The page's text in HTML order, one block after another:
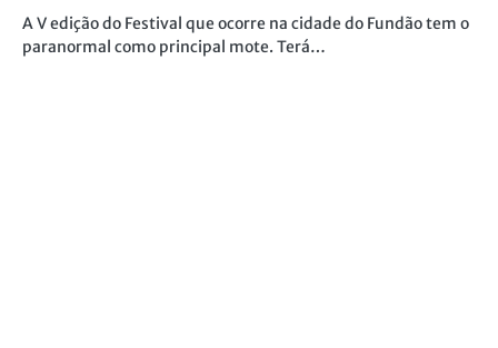
A V edição do Festival que ocorre na cidade do Fundão tem o
paranormal como principal mote. Terá…